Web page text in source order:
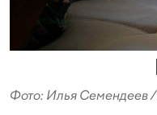
Фото: Илья Семендеев